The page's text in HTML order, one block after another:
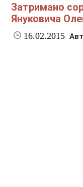
Затримано
Януковича
16.02.2015